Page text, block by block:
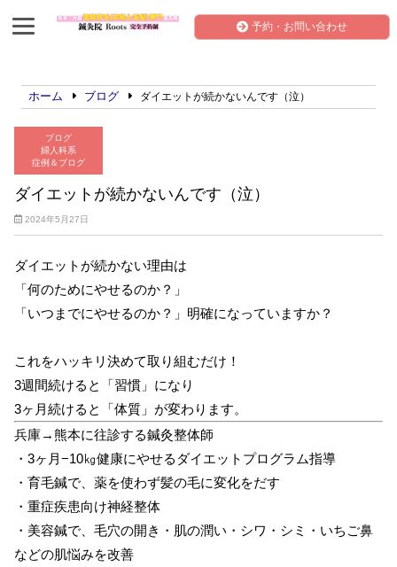
予約・お問い合わせ
ホーム ブログ ダイエットが続かないんです（泣）
ブログ
婦人科系
症例＆ブログ
ダイエットが続かないんです（泣）
2024年5月27日
ダイエットが続かない理由は
「何のためにやせるのか？」
「いつまでにやせるのか？」明確になっていますか？
これをハッキリ決めて取り組むだけ！
3週間続けると「習慣」になり
3ヶ月続けると「体質」が変わります。
兵庫→熊本に往診する鍼灸整体師
・3ヶ月−10㎏健康にやせるダイエットプログラム指導
・育毛鍼で、薬を使わず髪の毛に変化をだす
・重症疾患向け神経整体
・美容鍼で、毛穴の開き・肌の潤い・シワ・シミ・いちご鼻
などの肌悩みを改善